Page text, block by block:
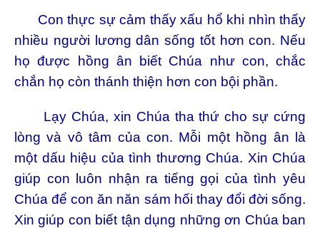
Con thực sự cảm thấy xấu hổ khi nhìn thấy
nhiều người lương dân sống tốt hơn con. Nếu
họ được hồng ân biết Chúa như con, chắc
chắn họ còn thánh thiện hơn con bội phần.
Lạy Chúa, xin Chúa tha thứ cho sự cứng
lòng và vô tâm của con. Mỗi một hồng ân là
một dấu hiệu của tình thương Chúa. Xin Chúa
giúp con luôn nhận ra tiếng gọi của tình yêu
Chúa để con ăn năn sám hối thay đổi đời sống.
Xin giúp con biết tận dụng những ơn Chúa ban